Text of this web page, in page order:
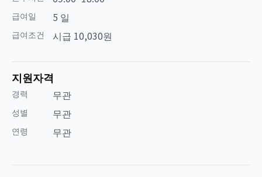
급여일 5 일
급여조건 시급 10,030원
지원자격
경력 무관
성별 무관
연령 무관